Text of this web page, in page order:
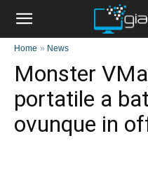
Home » News
Monster
portatile a
ovunque in